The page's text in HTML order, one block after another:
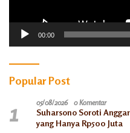
00:00
Popular Post
1 05/08/2026 0 Komentar
Suharsono Soroti
yang Hanya Rp500 Juta